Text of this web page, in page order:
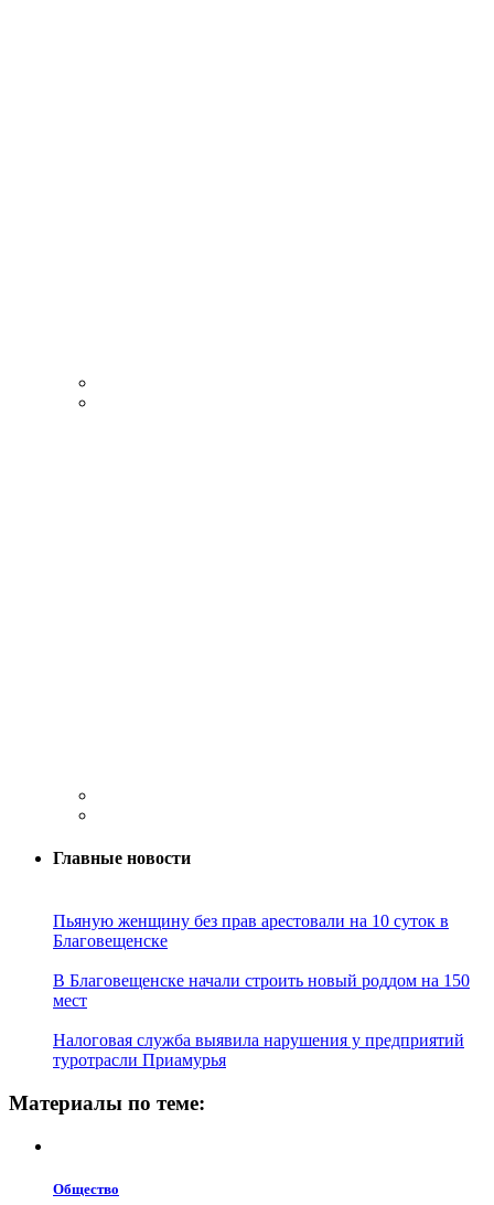
Главные новости
Пьяную женщину без прав арестовали на 10 суток в
Благовещенске
В Благовещенске начали строить новый роддом на 150
мест
Налоговая служба выявила нарушения у предприятий
туротрасли Приамурья
Материалы по теме:
Общество